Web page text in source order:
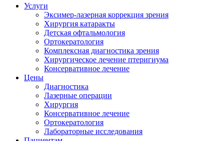
Услуги
Эксимер-лазерная коррекция зрения
Хирургия катаракты
Детская офтальмология
Ортокератология
Комплексная диагностика зрения
Хирургическое лечение птеригиума
Консервативное лечение
Цены
Диагностика
Лазерные операции
Хирургия
Консервативное лечение
Ортокератология
Лабораторные исследования